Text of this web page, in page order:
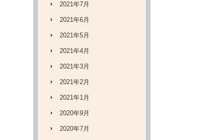
2021年7月
2021年6月
2021年5月
2021年4月
2021年3月
2021年2月
2021年1月
2020年9月
2020年7月